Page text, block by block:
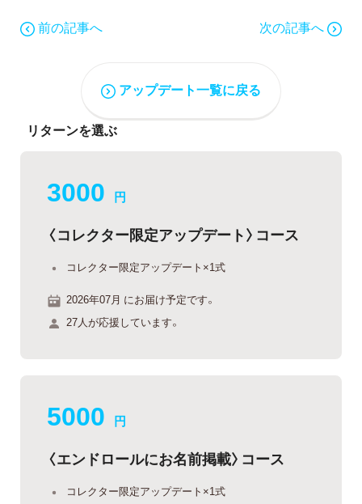
前の記事へ 次の記事へ
アップデート一覧に戻る
リターンを選ぶ
3000 円
〈コレクター限定アップデート〉コース
コレクター限定アップデート×1式
2026年07月 にお届け予定です。
27人が応援しています。
5000 円
〈エンドロールにお名前掲載〉コース
コレクター限定アップデート×1式